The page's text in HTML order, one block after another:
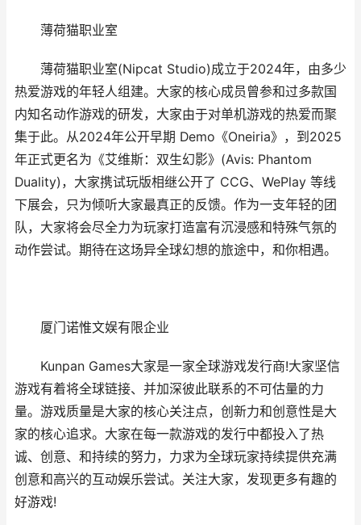
薄荷猫职业室
薄荷猫职业室(Nipcat Studio)成立于2024年，由多少
热爱游戏的年轻人组建。大家的核心成员曾参和过多款国
内知名动作游戏的研发，大家由于对单机游戏的热爱而聚
集于此。从2024年公开早期 Demo《Oneiria》，到2025
年正式更名为《艾维斯：双生幻影》(Avis: Phantom
Duality)，大家携试玩版相继公开了 CCG、WePlay 等线
下展会，只为倾听大家最真正的反馈。作为一支年轻的团
队，大家将会尽全力为玩家打造富有沉浸感和特殊气氛的
动作尝试。期待在这场异全球幻想的旅途中，和你相遇。
厦门诺惟文娱有限企业
Kunpan Games大家是一家全球游戏发行商!大家坚信
游戏有着将全球链接、并加深彼此联系的不可估量的力
量。游戏质量是大家的核心关注点，创新力和创意性是大
家的核心追求。大家在每一款游戏的发行中都投入了热
诚、创意、和持续的努力，力求为全球玩家持续提供充满
创意和高兴的互动娱乐尝试。关注大家，发现更多有趣的
好游戏!